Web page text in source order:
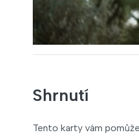
Shrnutí
Tento karty vám